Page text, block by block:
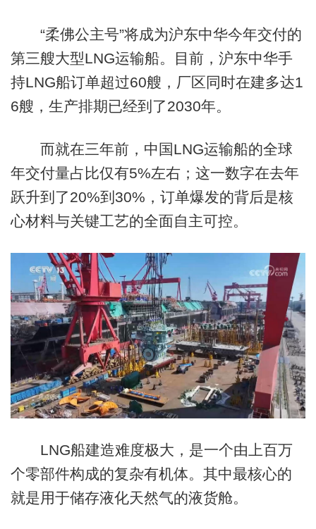
“柔佛公主号”将成为沪东中华今年交付的
第三艘大型LNG运输船。目前，沪东中华手
持LNG船订单超过60艘，厂区同时在建多达1
6艘，生产排期已经到了2030年。
而就在三年前，中国LNG运输船的全球
年交付量占比仅有5%左右；这一数字在去年
跃升到了20%到30%，订单爆发的背后是核
心材料与关键工艺的全面自主可控。
LNG船建造难度极大，是一个由上百万
个零部件构成的复杂有机体。其中最核心的
就是用于储存液化天然气的液货舱。